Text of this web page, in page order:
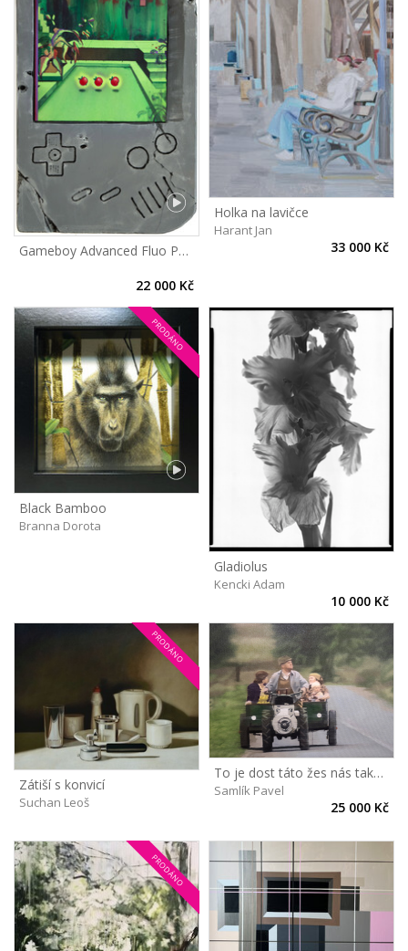
Gameboy Advanced Fluo Paradise
22 000 Kč
Holka na lavičce
Harant Jan
33 000 Kč
PRODÁNO
Black Bamboo
Branna Dorota
Gladiolus
Kencki Adam
10 000 Kč
PRODÁNO
Zátiší s konvicí
Suchan Leoš
To je dost táto žes nás taky vyvez
Samlík Pavel
25 000 Kč
PRODÁNO